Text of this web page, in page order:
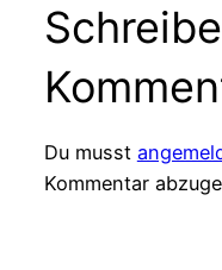
Du musst
Kommentar